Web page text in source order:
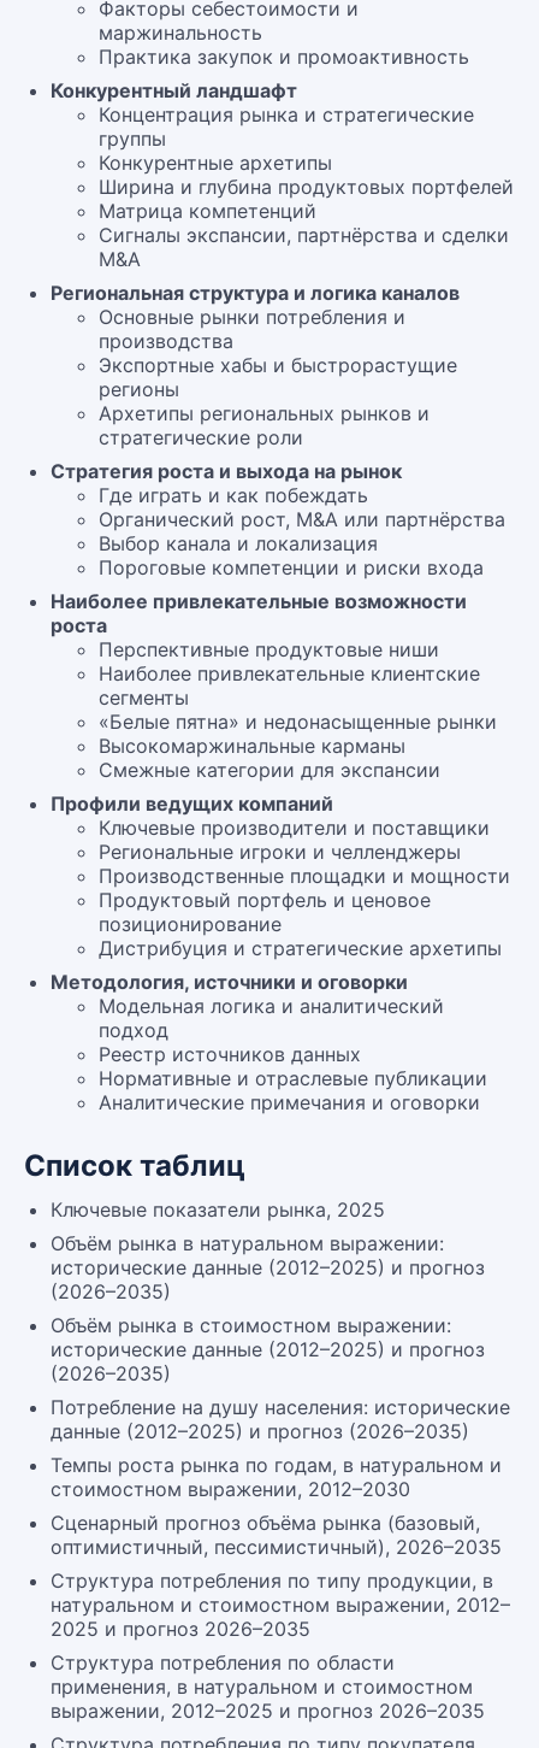
Факторы себестоимости и
маржинальность
Практика закупок и промоактивность
Конкурентный ландшафт
Концентрация рынка и стратегические
группы
Конкурентные архетипы
Ширина и глубина продуктовых портфелей
Матрица компетенций
Сигналы экспансии, партнёрства и сделки
M&A
Региональная структура и логика каналов
Основные рынки потребления и
производства
Экспортные хабы и быстрорастущие
регионы
Архетипы региональных рынков и
стратегические роли
Стратегия роста и выхода на рынок
Где играть и как побеждать
Органический рост, M&A или партнёрства
Выбор канала и локализация
Пороговые компетенции и риски входа
Наиболее привлекательные возможности
роста
Перспективные продуктовые ниши
Наиболее привлекательные клиентские
сегменты
«Белые пятна» и недонасыщенные рынки
Высокомаржинальные карманы
Смежные категории для экспансии
Профили ведущих компаний
Ключевые производители и поставщики
Региональные игроки и челленджеры
Производственные площадки и мощности
Продуктовый портфель и ценовое
позиционирование
Дистрибуция и стратегические архетипы
Методология, источники и оговорки
Модельная логика и аналитический
подход
Реестр источников данных
Нормативные и отраслевые публикации
Аналитические примечания и оговорки
Список таблиц
Ключевые показатели рынка, 2025
Объём рынка в натуральном выражении:
исторические данные (2012–2025) и прогноз
(2026–2035)
Объём рынка в стоимостном выражении:
исторические данные (2012–2025) и прогноз
(2026–2035)
Потребление на душу населения: исторические
данные (2012–2025) и прогноз (2026–2035)
Темпы роста рынка по годам, в натуральном и
стоимостном выражении, 2012–2030
Сценарный прогноз объёма рынка (базовый,
оптимистичный, пессимистичный), 2026–2035
Структура потребления по типу продукции, в
натуральном и стоимостном выражении, 2012–
2025 и прогноз 2026–2035
Структура потребления по области
применения, в натуральном и стоимостном
выражении, 2012–2025 и прогноз 2026–2035